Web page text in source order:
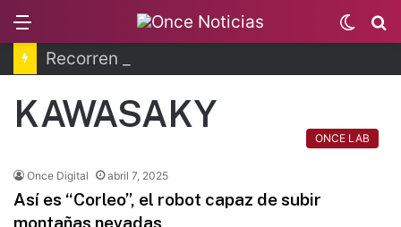
Switch
skin
KAWASAKY
ONCE LAB
Once Digital abril 7, 2025
Así es “Corleo”, el robot capaz de subir
montañas nevadas